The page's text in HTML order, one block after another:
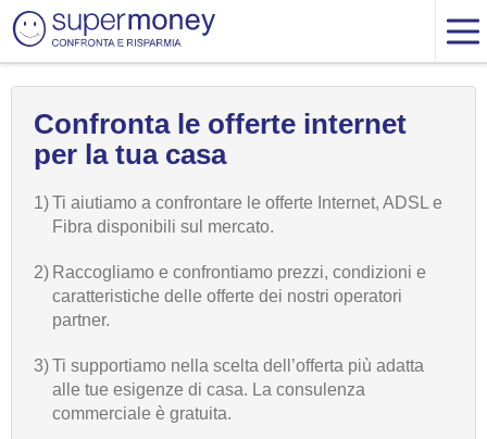
Confronta le offerte internet
per la tua casa
1)Ti aiutiamo a confrontare le offerte Internet, ADSL e
Fibra disponibili sul mercato.
2) Raccogliamo e confrontiamo prezzi, condizioni e
caratteristiche delle offerte dei nostri operatori
partner.
3)Ti supportiamo nella scelta dell’offerta più adatta
alle tue esigenze di casa. La consulenza
commerciale è gratuita.